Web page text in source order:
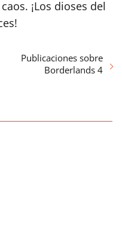
¡Los dioses del
Publicaciones sobre
Borderlands 4